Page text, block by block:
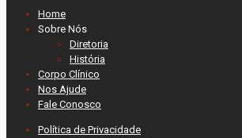
Home
Sobre Nós
Diretoria
História
Corpo Clínico
Nos Ajude
Fale Conosco
Política de Privacidade